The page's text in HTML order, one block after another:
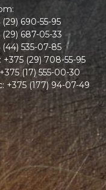
(29) 690-55-95
(29) 687-05-33
(44) 535-07-85
+375 (29) 708-55-95
+375 (17) 555-00-30
+375 (177) 94-07-49